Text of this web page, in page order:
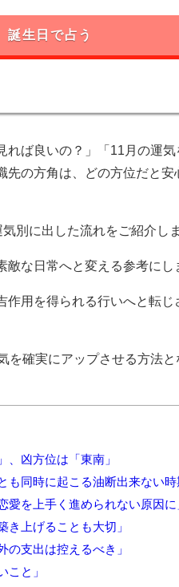
誕生日で占う
れば良いの？」「11月の運
の方角は、どの方位だと安
気別に出した流れをご紹介し
な日常へと変える参考にし
用を得られる行いへと転
確実にアップさせる方法
、凶方位は「東南」
同時に起こる油断出来ない時
愛を上手く進められない原因に
き上げることも大切」
の支出は控えるべき」
こと」